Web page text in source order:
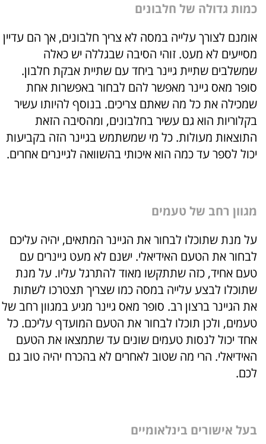
כמות גדולה של חלבונים
אומנם לצורך עלייה במסה לא צריך חלבונים, אך הם עדיין
מסייעים לא מעט. זוהי הסיבה שבגללה יש כאלה
שמשלבים שתיית גיינר ביחד עם שתיית אבקת חלבון.
סופר מאס גיינר מאפשר להם לבחור באפשרות אחת
שמכילה את כל מה שאתם צריכים. בנוסף להיותו עשיר
בקלוריות הוא גם עשיר בחלבונים, ומהסיבה הזאת
התוצאות מעולות. כל מי שמשתמש בגיינר הזה בקביעות
יכול לספר עד כמה הוא איכותי בהשוואה לגיינרים אחרים.
מגוון רחב של טעמים
על מנת שתוכלו לבחור את הגיינר המתאים, יהיה עליכם
לבחור את הטעם האידיאלי. ישנם לא מעט גיינרים עם
טעם אחיד, כזה שתתקשו מאוד להתרגל עליו. על מנת
שתוכלו לבצע עלייה במסה כמו שצריך תצטרכו לשתות
את הגיינר ברצון רב. סופר מאס גיינר מגיע במגוון רחב של
טעמים, ולכן תוכלו לבחור את הטעם המועדף עליכם. כל
אחד יכול לנסות טעמים שונים עד שתמצאו את הטעם
האידיאלי. הרי מה שטוב לאחרים לא בהכרח יהיה טוב גם
לכם.
בעל אישורים בינלאומיים